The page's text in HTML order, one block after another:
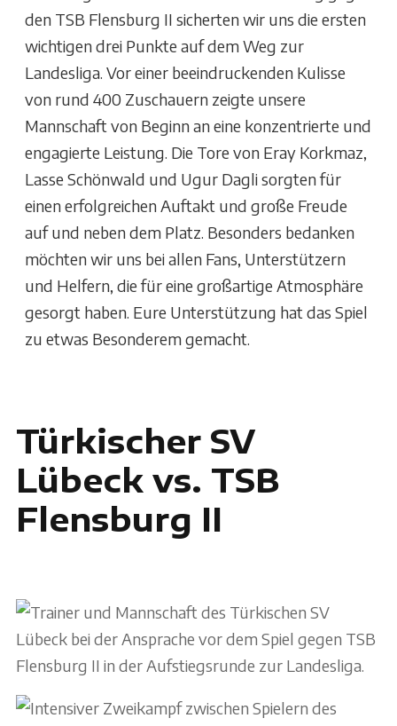
den TSB Flensburg II sicherten wir uns die ersten
wichtigen drei Punkte auf dem Weg zur
Landesliga. Vor einer beeindruckenden Kulisse
von rund 400 Zuschauern zeigte unsere
Mannschaft von Beginn an eine konzentrierte und
engagierte Leistung. Die Tore von Eray Korkmaz,
Lasse Schönwald und Ugur Dagli sorgten für
einen erfolgreichen Auftakt und große Freude
auf und neben dem Platz. Besonders bedanken
möchten wir uns bei allen Fans, Unterstützern
und Helfern, die für eine großartige Atmosphäre
gesorgt haben. Eure Unterstützung hat das Spiel
zu etwas Besonderem gemacht.
Türkischer SV
Lübeck vs. TSB
Flensburg II